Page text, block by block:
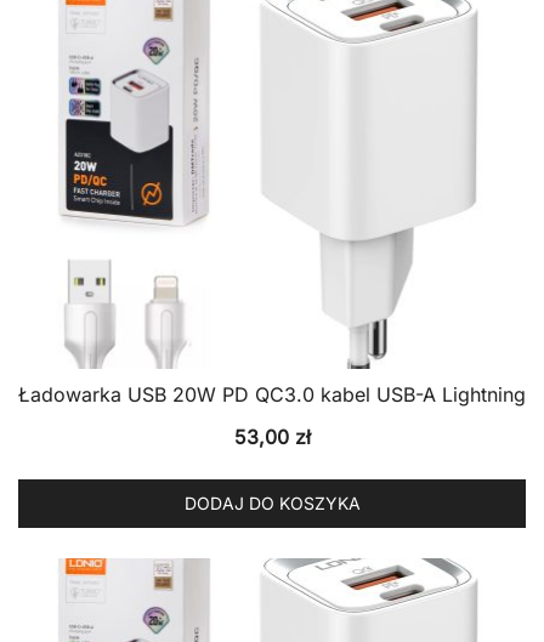
Ładowarka USB 20W PD QC3.0 kabel USB-A Lightning
53,00 zł
DODAJ DO KOSZYKA